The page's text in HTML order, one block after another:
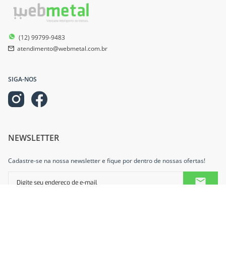
(12) 99799-9483
Cadastre-se na nossa newsletter e fique por dentro de nossas ofertas!